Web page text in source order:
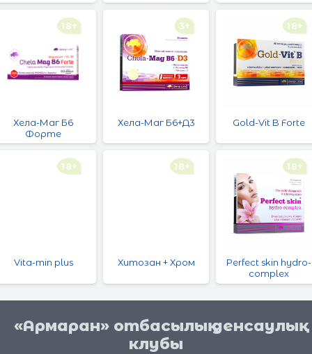
18+
Хела-Маг Б6
Форте
3+
Хела-Маг Б6+Д3
18+
Gold-Vit B Forte
18+
Vita-min plus
18+
Хитозан + Хром
18+
Perfect skin hydro-
complex
«Армаран» отбасылық денсаулық
клубы